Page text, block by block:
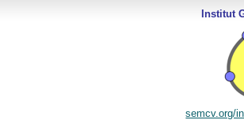
Institut
semcv.org/